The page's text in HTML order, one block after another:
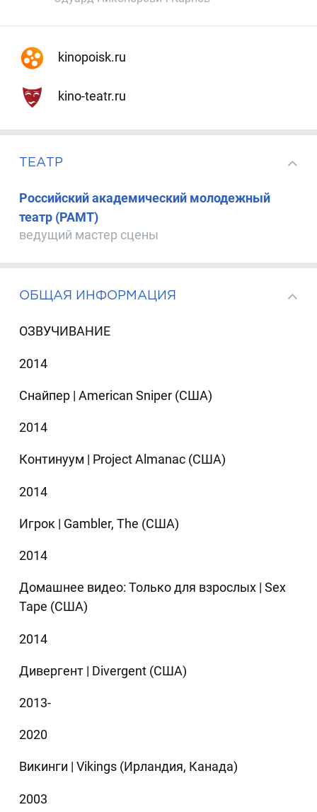
kinopoisk.ru
kino-teatr.ru
ТЕАТР
Российский академический молодежный
театр (РАМТ)
ведущий мастер сцены
ОБЩАЯ ИНФОРМАЦИЯ
ОЗВУЧИВАНИЕ
2014
Снайпер | American Sniper (США)
2014
Континуум | Project Almanac (США)
2014
Игрок | Gambler, The (США)
2014
Домашнее видео: Только для взрослых | Sex
Tape (США)
2014
Дивергент | Divergent (США)
2013-
2020
Викинги | Vikings (Ирландия, Канада)
2003